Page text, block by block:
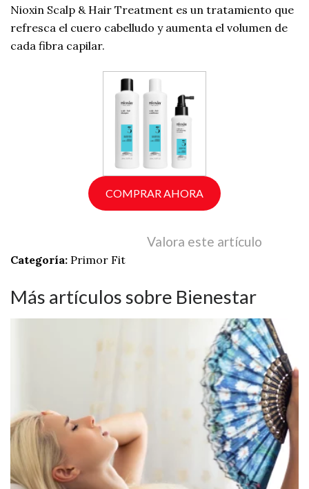
Nioxin Scalp & Hair Treatment es un tratamiento que
refresca el cuero cabelludo y aumenta el volumen de
cada fibra capilar.
COMPRAR AHORA
Valora este artículo
Categoría: Primor Fit
Más artículos sobre Bienestar